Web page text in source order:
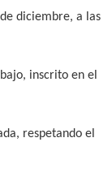
diciembre, a las
inscrito en el
respetando el